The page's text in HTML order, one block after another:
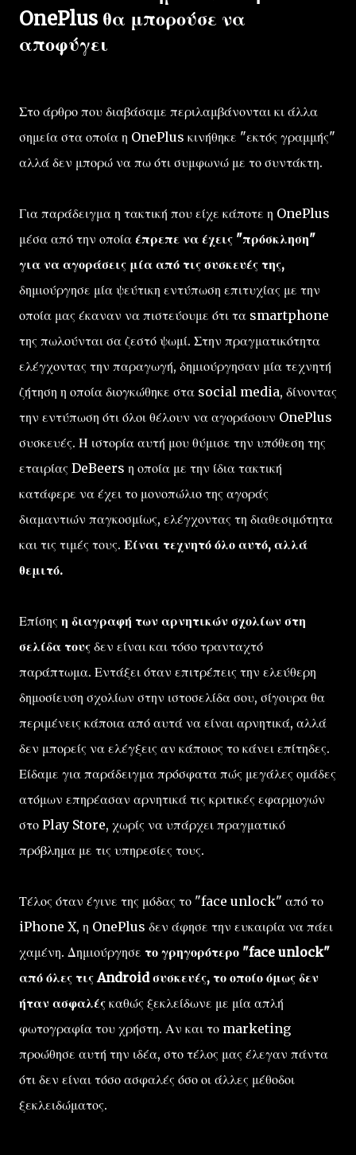
OnePlus θα μπορούσε να
αποφύγει
Στο άρθρο που διαβάσαμε περιλαμβάνονται κι άλλα
σημεία στα οποία η OnePlus κινήθηκε "εκτός γραμμής"
αλλά δεν μπορώ να πω ότι συμφωνώ με το συντάκτη.
Για παράδειγμα η τακτική που είχε κάποτε η OnePlus
μέσα από την οποία έπρεπε να έχεις "πρόσκληση"
για να αγοράσεις μία από τις συσκευές της,
δημιούργησε μία ψεύτικη εντύπωση επιτυχίας με την
οποία μας έκαναν να πιστεύουμε ότι τα smartphone
της πωλούνται σα ζεστό ψωμί. Στην πραγματικότητα
ελέγχοντας την παραγωγή, δημιούργησαν μία τεχνητή
ζήτηση η οποία διογκώθηκε στα social media, δίνοντας
την εντύπωση ότι όλοι θέλουν να αγοράσουν OnePlus
συσκευές. Η ιστορία αυτή μου θύμισε την υπόθεση της
εταιρίας DeBeers η οποία με την ίδια τακτική
κατάφερε να έχει το μονοπώλιο της αγοράς
διαμαντιών παγκοσμίως, ελέγχοντας τη διαθεσιμότητα
και τις τιμές τους. Είναι τεχνητό όλο αυτό, αλλά
θεμιτό.
Επίσης η διαγραφή των αρνητικών σχολίων στη
σελίδα τους δεν είναι και τόσο τρανταχτό
παράπτωμα. Εντάξει όταν επιτρέπεις την ελεύθερη
δημοσίευση σχολίων στην ιστοσελίδα σου, σίγουρα θα
περιμένεις κάποια από αυτά να είναι αρνητικά, αλλά
δεν μπορείς να ελέγξεις αν κάποιος το κάνει επίτηδες.
Είδαμε για παράδειγμα πρόσφατα πώς μεγάλες ομάδες
ατόμων επηρέασαν αρνητικά τις κριτικές εφαρμογών
στο Play Store, χωρίς να υπάρχει πραγματικό
πρόβλημα με τις υπηρεσίες τους.
Τέλος όταν έγινε της μόδας το "face unlock" από το
iPhone X, η OnePlus δεν άφησε την ευκαιρία να πάει
χαμένη. Δημιούργησε το γρηγορότερο "face unlock"
από όλες τις Android συσκευές, το οποίο όμως δεν
ήταν ασφαλές καθώς ξεκλείδωνε με μία απλή
φωτογραφία του χρήστη. Αν και το marketing
προώθησε αυτή την ιδέα, στο τέλος μας έλεγαν πάντα
ότι δεν είναι τόσο ασφαλές όσο οι άλλες μέθοδοι
ξεκλειδώματος.